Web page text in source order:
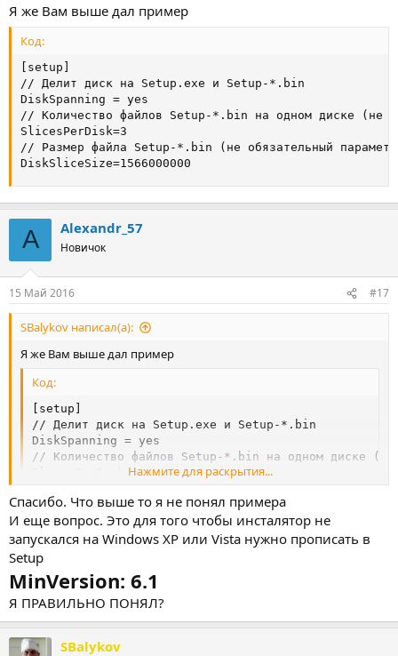
Я же Вам выше дал пример
Код:
[setup]
// Делит диск на Setup.exe и Setup-*.bin
DiskSpanning = yes
// Количество файлов Setup-*.bin на одном диске (не
SlicesPerDisk=3
// Размер файла Setup-*.bin (не обязательный
DiskSliceSize=1566000000
A Alexandr_57
Новичок
15 Май 2016 #17
SBalykov написал(а):
Я же Вам выше дал пример
Код:
[setup]
// Делит диск на Setup.exe и Setup-*.bin
DiskSpanning = yes
// Количество файлов Setup-*.bin на одном диске (не
SlicesPerDisk=3
// Размер файла Setup-*.bin (не обязательный
DiskSliceSize=1566000000
Нажмите для раскрытия...
Спасибо. Что выше то я не понял примера
И еще вопрос. Это для того чтобы инсталятор не
запускался на Windows XP или Vista нужно прописать в
Setup
MinVersion: 6.1
Я ПРАВИЛЬНО ПОНЯЛ?
SBalykov